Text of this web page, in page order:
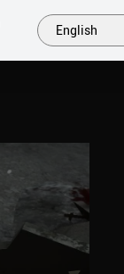
COLEÇÕES TOP
English